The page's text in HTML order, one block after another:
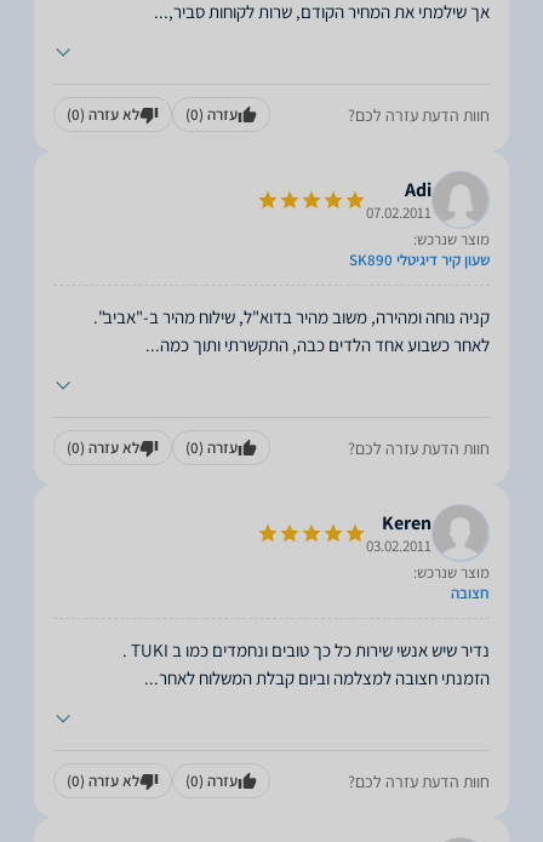
אך שילמתי את המחיר הקודם, שרות לקוחות סביר,...
חוות הדעת עזרה לכם? עזרה (0) לא עזרה (0)
Adi
07.02.2011
מוצר שנרכש:
שעון קיר דיגיטלי SK890
לאחר כשבוע אחד הלדים כבה, התקשרתי ותוך כמה...
חוות הדעת עזרה לכם? עזרה (0) לא עזרה (0)
Keren
03.02.2011
מוצר שנרכש:
חצובה
הזמנתי חצובה למצלמה וביום קבלת המשלוח לאחר...
חוות הדעת עזרה לכם? עזרה (0) לא עזרה (0)